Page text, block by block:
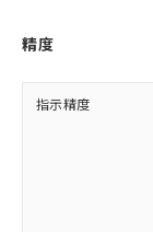
精度
指示精度 欄に対
既に当
してい
り、